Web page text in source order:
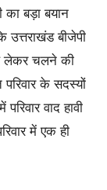
का बड़ा बयान
बीजेपी
लेकर चलने की
के सदस्यों
वाद हावी
में एक ही